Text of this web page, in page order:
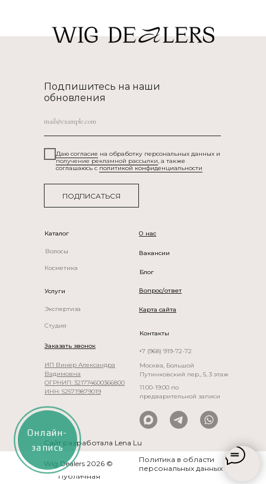
салон париков, натуральные парики БонПарик, wigDealers, парик из
Подпишитесь на наши
обновления
Даю согласие на обработку персональных данных и
получение рекламной рассылки, а также
соглашаюсь c политикой конфиденциальности
ПОДПИСАТЬСЯ
Волосы
Косметика
Политика в области
персональных данных
Публичная
Сайт разработала Lena Lu
Экспертиза
Студия
Каталог
Вакансии
Блог
Услуги
О нас
+7 (968) 919-72-72
11:00-19:00 по
предварительной записи
Москва, Большой
Путинковский пер., 5, 3 этаж
Контакты
Вопрос/ответ
ИП Винер Александра
Вадимовна
ОГРНИП: 321774600366800
ИНН: 525719879019
Заказать звонок
Карта сайта
Wig Dealers 2026 ©
Онлайн-
запись